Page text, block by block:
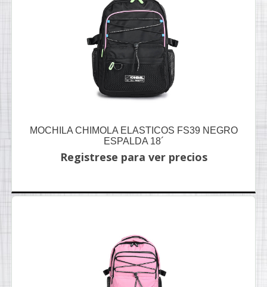
MOCHILA CHIMOLA ELASTICOS FS39 NEGRO
ESPALDA 18´
Registrese para ver precios